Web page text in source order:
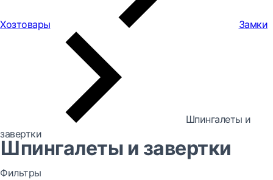
Хозтовары Замки
Шпингалеты и
завертки
Шпингалеты и завертки
Фильтры